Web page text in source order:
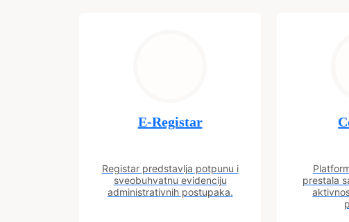
E-Registar
Registar predstavlja potpunu i
sveobuhvatnu evidenciju
administrativnih postupaka.
prestala